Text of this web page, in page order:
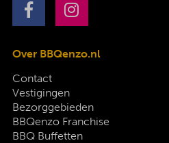
Over BBQenzo.nl
Contact
Vestigingen
Bezorggebieden
BBQenzo Franchise
BBQ Buffetten